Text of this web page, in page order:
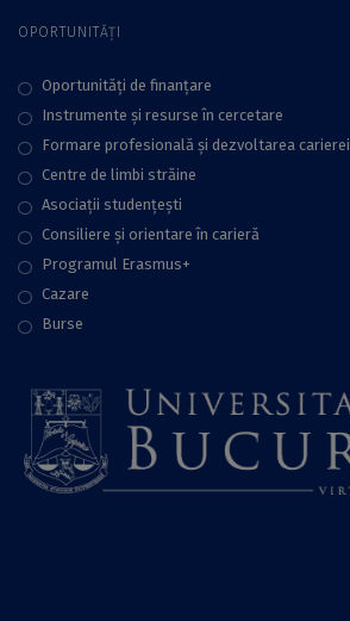
OPORTUNITĂȚI
Oportunități de finanțare
Instrumente și resurse în cercetare
Formare profesională și dezvoltarea carierei
Centre de limbi străine
Asociații studențești
Consiliere şi orientare în carieră
Programul Erasmus+
Cazare
Burse